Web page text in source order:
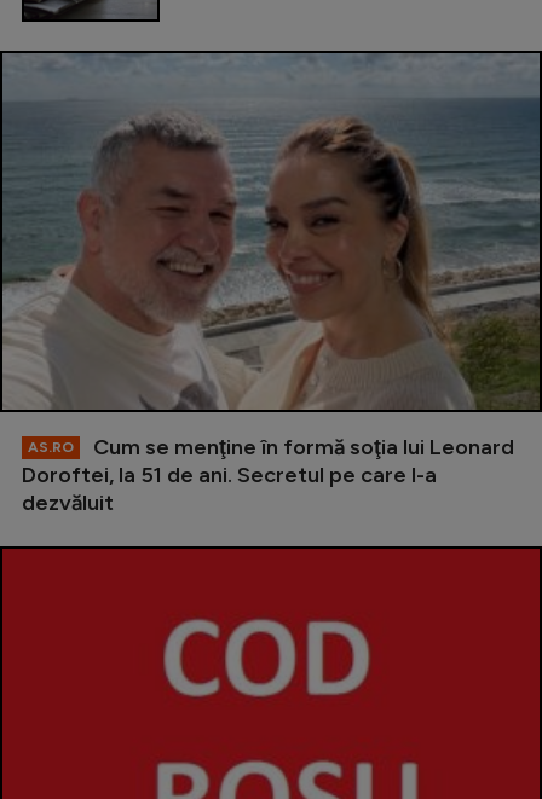
AS.RO
Cum se menţine în formă soţia lui Leonard
Doroftei, la 51 de ani. Secretul pe care l-a
dezvăluit